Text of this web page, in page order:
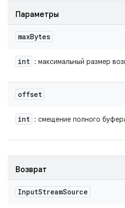
Параметры
maxBytes
int : максимальный размер
offset
int : смещение полного
Возврат
InputStreamSource